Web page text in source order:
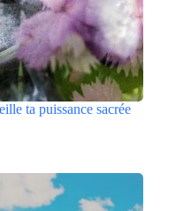
ta puissance sacrée